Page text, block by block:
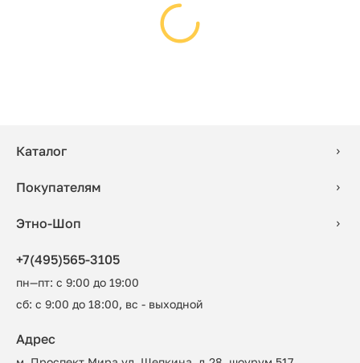
Каталог
Покупателям
Этно-Шоп
+7(495)565-3105
пн—пт: с 9:00 до 19:00
сб: с 9:00 до 18:00, вс - выходной
Адрес